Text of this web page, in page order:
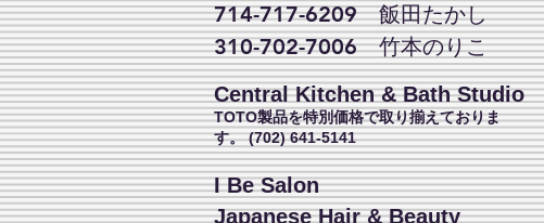
714-717-6209 飯田たかし
310-702-7006 竹本のりこ
Central Kitchen & Bath Studio
TOTO製品を特別価格で取り揃えておりま
す。 (702) 641-5141
I Be Salon
Japanese Hair & Beauty